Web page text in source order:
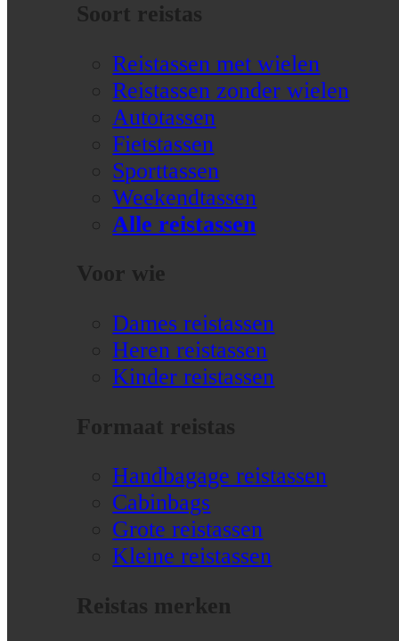
Soort reistas
Reistassen met wielen
Reistassen zonder wielen
Autotassen
Fietstassen
Sporttassen
Weekendtassen
Alle reistassen
Voor wie
Dames reistassen
Heren reistassen
Kinder reistassen
Formaat reistas
Handbagage reistassen
Cabinbags
Grote reistassen
Kleine reistassen
Reistas merken